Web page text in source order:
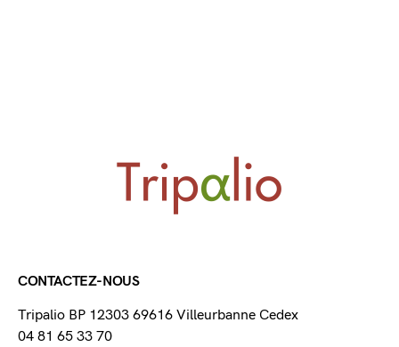
CONTACTEZ-NOUS
Tripalio BP 12303 69616 Villeurbanne Cedex
04 81 65 33 70